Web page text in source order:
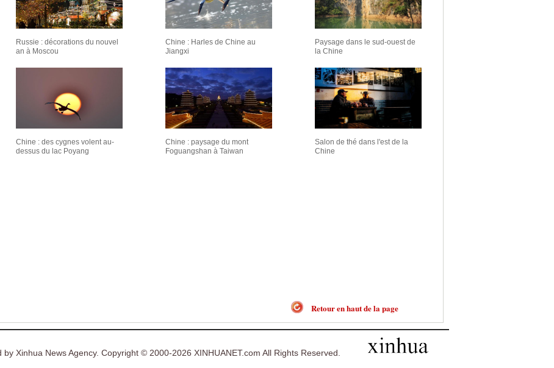
Russie : décorations du nouvel
an à Moscou
Chine : Harles de Chine au
Jiangxi
Paysage dans le sud-ouest de
la Chine
Chine : des cygnes volent au-
dessus du lac Poyang
Chine : paysage du mont
Foguangshan à Taiwan
Salon de thé dans l'est de la
Chine
Retour en haut de la page
by Xinhua News Agency. Copyright © 2000-2026 XINHUANET.com All Rights Reserved.